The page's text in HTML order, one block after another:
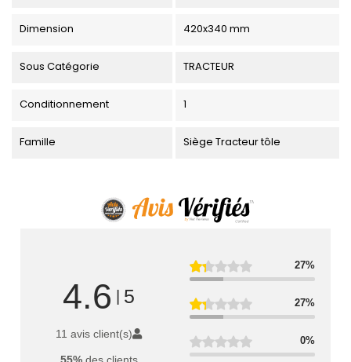
Dimension 420x340 mm
Sous Catégorie TRACTEUR
Conditionnement 1
Famille Siège Tracteur tôle
4.6 5
11 avis client(s)
27%
27%
0%